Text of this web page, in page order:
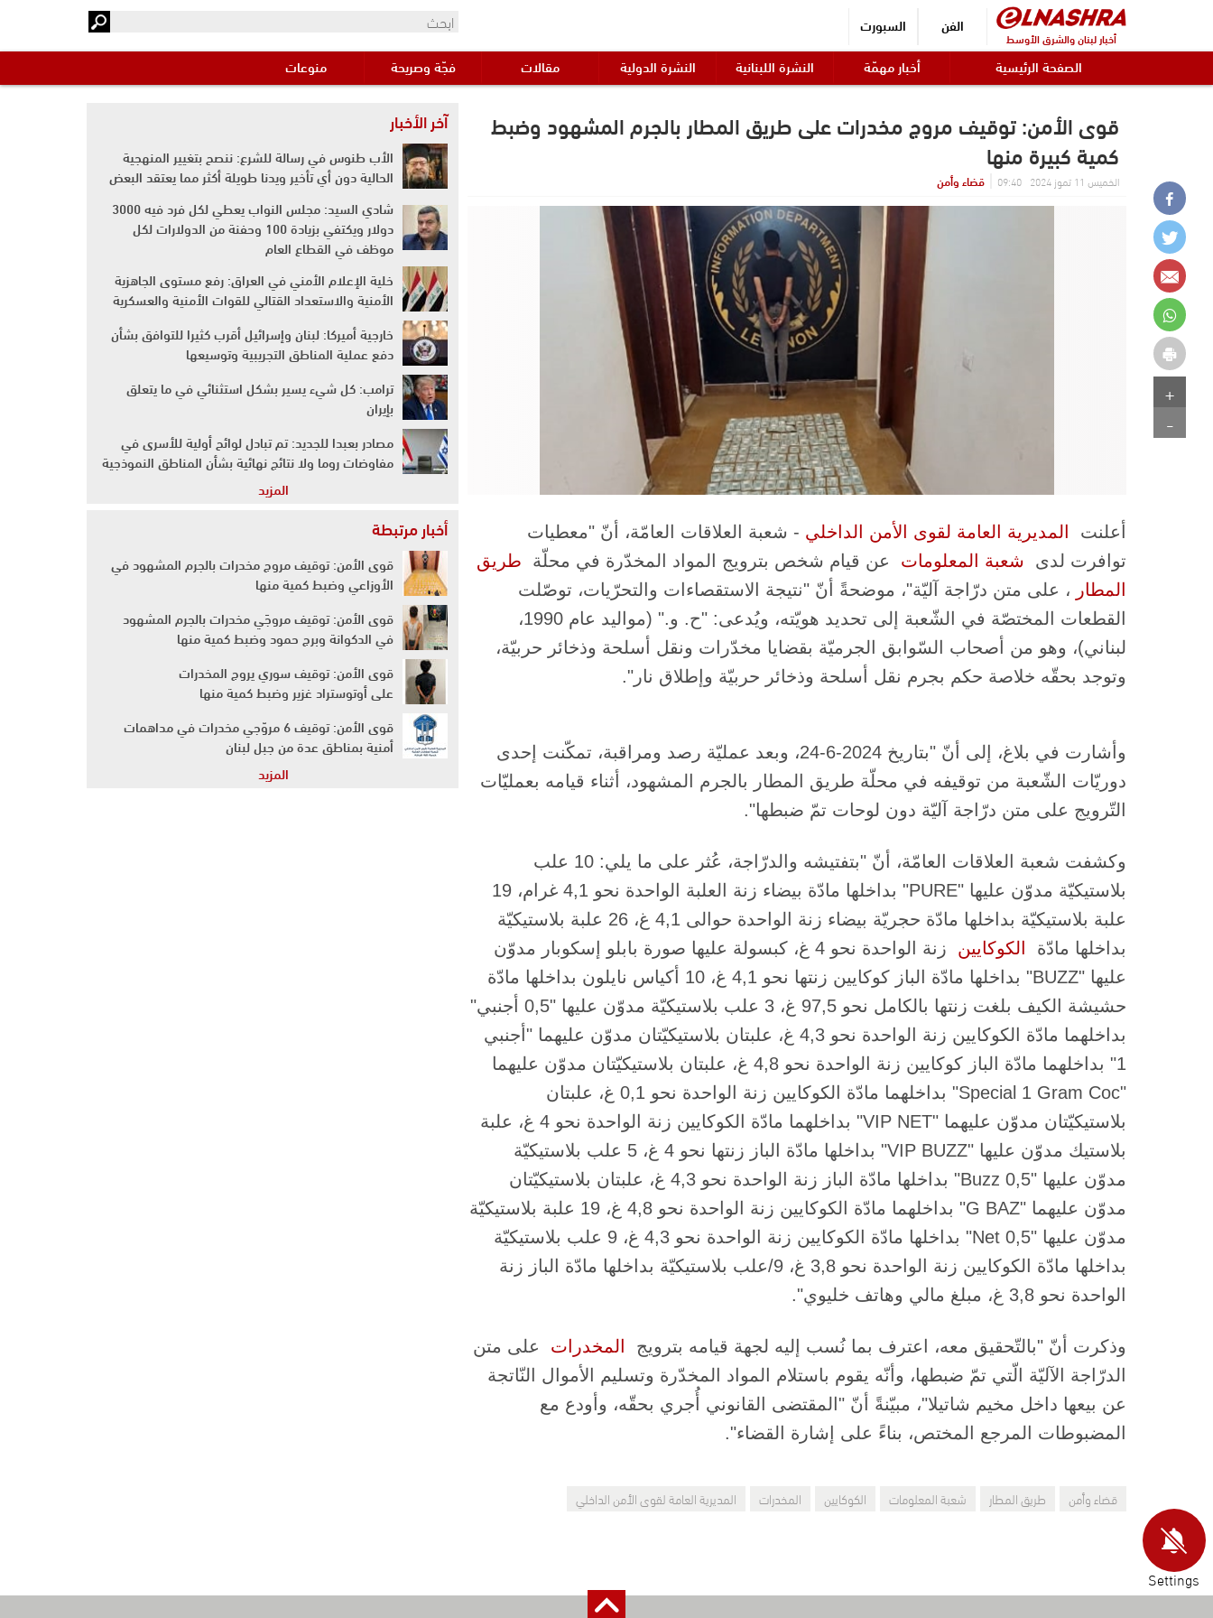
أخبار لبنان والشرق الأوسط
الفن السبورت
الصفحة الرئيسية أخبار مهمّة النشرة اللبنانية النشرة الدولية مقالات فجّة وصريحة منوعات
+
-
قوى الأمن: توقيف مروج مخدرات على طريق المطار بالجرم المشهود وضبط
كمية كبيرة منها
الخميس 11 تموز 2024 09:40 قضاء وأمن
أعلنت ​ المديرية العامة لقوى الأمن الداخلي ​- شعبة العلاقات العامّة، أنّ "معطيات
توافرت لدى ​
شعبة المعلومات ​ عن قيام شخص بترويج المواد المخدّرة في محلّة ​
طريق
المطار ​، على متن درّاجة آليّة"، موضحةً أنّ "نتيجة الاستقصاءات والتحرّيات، توصّلت
القطعات المختصّة في الشّعبة إلى تحديد هويّته، ويُدعى: "ح. و." (مواليد عام 1990،
لبناني)، وهو من أصحاب السّوابق الجرميّة بقضايا مخدّرات ونقل أسلحة وذخائر حربيّة،
وتوجد بحقّه خلاصة حكم بجرم نقل أسلحة وذخائر حربيّة وإطلاق نار".
وأشارت في بلاغ، إلى أنّ "بتاريخ 2024-6-24، وبعد عمليّة رصد ومراقبة، تمكّنت إحدى
دوريّات الشّعبة من توقيفه في محلّة طريق المطار بالجرم المشهود، أثناء قيامه بعمليّات
التّرويج على متن درّاجة آليّة دون لوحات تمّ ضبطها".
وكشفت شعبة العلاقات العامّة، أنّ "بتفتيشه والدرّاجة، عُثر على ما يلي: 10 علب
بلاستيكيّة مدوّن عليها "PURE" بداخلها مادّة بيضاء زنة العلبة الواحدة نحو 4,1 غرام، 19
علبة بلاستيكيّة بداخلها مادّة حجريّة بيضاء زنة الواحدة حوالى 4,1 غ، 26 علبة بلاستيكيّة
بداخلها مادّة ​
الكوكايين
​ زنة الواحدة نحو 4 غ، كبسولة عليها صورة بابلو إسكوبار مدوّن
عليها "BUZZ" بداخلها مادّة الباز كوكايين زنتها نحو 4,1 غ، 10 أكياس نايلون بداخلها مادّة
حشيشة الكيف بلغت زنتها بالكامل نحو 97,5 غ، 3 علب بلاستيكيّة مدوّن عليها "0,5 أجنبي"
بداخلهما مادّة الكوكايين زنة الواحدة نحو 4,3 غ، علبتان بلاستيكيّتان مدوّن عليهما "أجنبي
1" بداخلهما مادّة الباز كوكايين زنة الواحدة نحو 4,8 غ، علبتان بلاستيكيّتان مدوّن عليهما
"Special 1 Gram Coc" بداخلهما مادّة الكوكايين زنة الواحدة نحو 0,1 غ، علبتان
بلاستيكيّتان مدوّن عليهما "VIP NET" بداخلهما مادّة الكوكايين زنة الواحدة نحو 4 غ، علبة
بلاستيك مدوّن عليها "VIP BUZZ" بداخلها مادّة الباز زنتها نحو 4 غ، 5 علب بلاستيكيّة
مدوّن عليها "Buzz 0,5" بداخلها مادّة الباز زنة الواحدة نحو 4,3 غ، علبتان بلاستيكيّتان
مدوّن عليهما "G BAZ" بداخلهما مادّة الكوكايين زنة الواحدة نحو 4,8 غ، 19 علبة بلاستيكيّة
مدوّن عليها "Net 0,5" بداخلها مادّة الكوكايين زنة الواحدة نحو 4,3 غ، 9 علب بلاستيكيّة
بداخلها مادّة الكوكايين زنة الواحدة نحو 3,8 غ، 9/علب بلاستيكيّة بداخلها مادّة الباز زنة
الواحدة نحو 3,8 غ، مبلغ مالي وهاتف خليوي".
وذكرت أنّ "بالتّحقيق معه، اعترف بما نُسب إليه لجهة قيامه بترويج ​ المخدرات
​ على متن
الدرّاجة الآليّة الّتي تمّ ضبطها، وأنّه يقوم باستلام المواد المخدّرة وتسليم الأموال النّاتجة
عن بيعها داخل مخيم شاتيلا"، مبيّنةً أنّ "المقتضى القانوني أُجري بحقّه، وأودع مع
المضبوطات المرجع المختص، بناءً على إشارة القضاء".
قضاء وأمن طريق المطار شعبة المعلومات الكوكايين المخدرات المديرية العامة لقوى الأمن الداخلي
آخر الأخبار
الأب طنوس في رسالة للشرع: ننصح بتغيير المنهجية
الحالية دون أي تأخير ويدنا طويلة أكثر مما يعتقد البعض
شادي السيد: مجلس النواب يعطي لكل فرد فيه 3000
دولار ويكتفي بزيادة 100 وحفنة من الدولارات لكل
موظف في القطاع العام
خلية الإعلام الأمني في العراق: رفع مستوى الجاهزية
الأمنية والاستعداد القتالي للقوات الأمنية والعسكرية
خارجية أميركا: لبنان وإسرائيل أقرب كثيرا للتوافق بشأن
دفع عملية المناطق التجريبية وتوسيعها
ترامب: كل شيء يسير بشكل استثنائي في ما يتعلق
بإيران
مصادر بعبدا للجديد: تم تبادل لوائح أولية للأسرى في
مفاوضات روما ولا نتائج نهائية بشأن المناطق النموذجية
المزيد
أخبار مرتبطة
قوى الأمن: توقيف مروج مخدرات بالجرم المشهود في
الأوزاعي وضبط كمية منها
قوى الأمن: توقيف مروجَي مخدرات بالجرم المشهود
في الدكوانة وبرج حمود وضبط كمية منها
قوى الأمن: توقيف سوري يروج المخدرات
على أوتوستراد غزير وضبط كمية منها
قوى الأمن: توقيف 6 مروّجي مخدرات في مداهمات
أمنية بمناطق عدة من جبل لبنان
الجيش نفّذ عملية دهم في بلدة عرسال وضبط كمية
المزيد
Settings